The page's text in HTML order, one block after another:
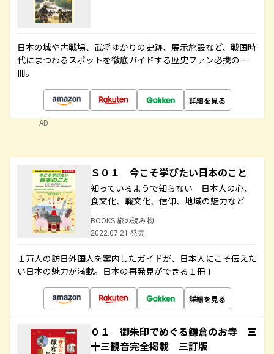
日本の城や古戦場、武将ゆかりの史跡、展示施設など、戦国時
代にまつわるスポットを徹底ガイドする歴史ファン必携の一
冊。
詳細を見る
AD
Ｓ０１ 今こそ学びたい日本のこと
知っているようで知らない 日本人の心、
食文化、職文化、信仰、地域の魅力など
BOOKS 旅の読み物
2022.07.21 発売
１万人の訪日外国人を案内したガイドが、日本人にこそ伝えた
い日本の魅力が満載。日本の再発見ができる１冊！
詳細を見る
０１ 御朱印でめぐる鎌倉のお寺 三
十三観音完全掲載 三訂版